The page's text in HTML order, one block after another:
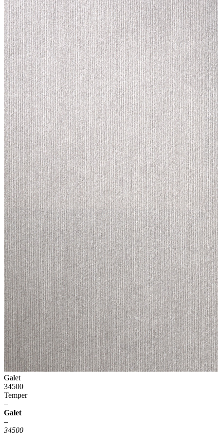
Galet
34500
Temper
–
Galet
–
34500